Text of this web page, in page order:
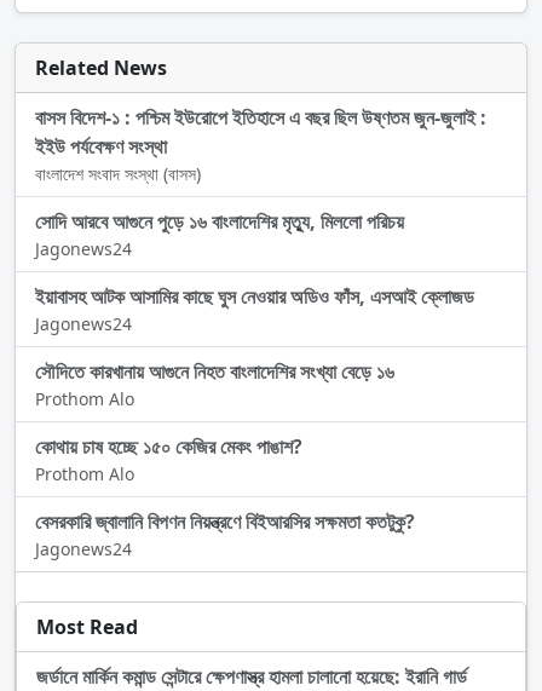
Related News
বাসস বিদেশ-১ : পশ্চিম ইউরোপে ইতিহাসে এ বছর ছিল উষ্ণতম জুন-জুলাই :
ইইউ পর্যবেক্ষণ সংস্থা
বাংলাদেশ সংবাদ সংস্থা (বাসস)
সোদি আরবে আগুনে পুড়ে ১৬ বাংলাদেশির মৃত্যু, মিললো পরিচয়
Jagonews24
ইয়াবাসহ আটক আসামির কাছে ঘুস নেওয়ার অডিও ফাঁস, এসআই ক্লোজড
Jagonews24
সৌদিতে কারখানায় আগুনে নিহত বাংলাদেশির সংখ্যা বেড়ে ১৬
Prothom Alo
কোথায় চাষ হচ্ছে ১৫০ কেজির মেকং পাঙাশ?
Prothom Alo
বেসরকারি জ্বালানি বিপণন নিয়ন্ত্রণে বিইআরসির সক্ষমতা কতটুকু?
Jagonews24
Most Read
জর্ডানে মার্কিন কমান্ড সেন্টারে ক্ষেপণাস্ত্র হামলা চালানো হয়েছে: ইরানি গার্ড